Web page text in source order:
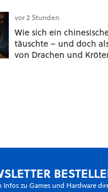
vor 2 Stunden
Wie sich ein
täuschte – und doch
von Drachen und
Infos zu Games und Hardware